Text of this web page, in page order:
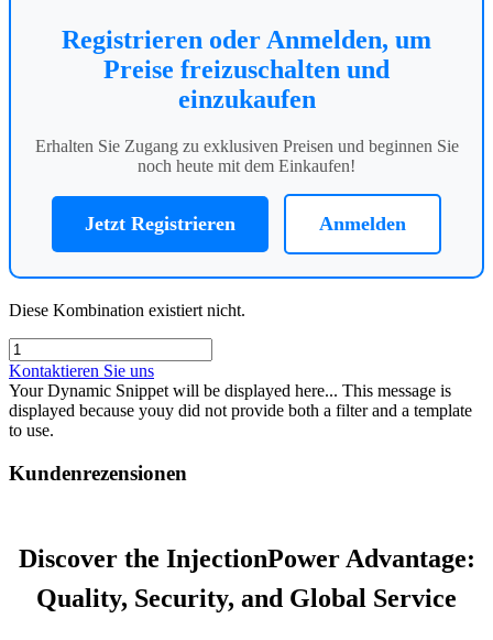
Registrieren oder Anmelden, um
Preise freizuschalten und
einzukaufen
Erhalten Sie Zugang zu exklusiven Preisen und beginnen Sie
noch heute mit dem Einkaufen!
Jetzt Registrieren Anmelden
Diese Kombination existiert nicht.
Kontaktieren Sie uns
Your Dynamic Snippet will be displayed here... This message is
displayed because youy did not provide both a filter and a template
to use.
Kundenrezensionen
Discover the InjectionPower Advantage:
Quality, Security, and Global Service